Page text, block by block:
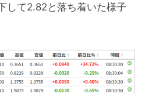
して2.82と落ち着いた様子